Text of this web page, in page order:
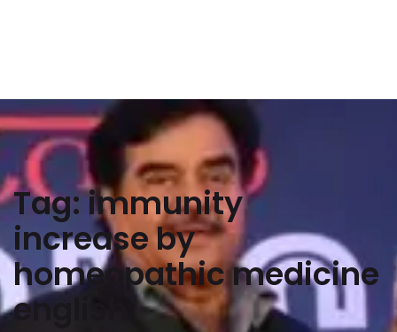
Tag:immunity
increase by
homeopathic medicine
english